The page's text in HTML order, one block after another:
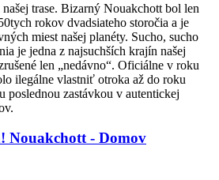
našej trase. Bizarný Nouakchott bol len
rokov dvadsiateho storočia a je
miest našej planéty. Sucho, sucho
je jedna z najsuchších krajín našej
len „nedávno“. Oficiálne v roku
ilegálne vlastniť otroka až do roku
poslednou zastávkou v autentickej
Nouakchott - Domov